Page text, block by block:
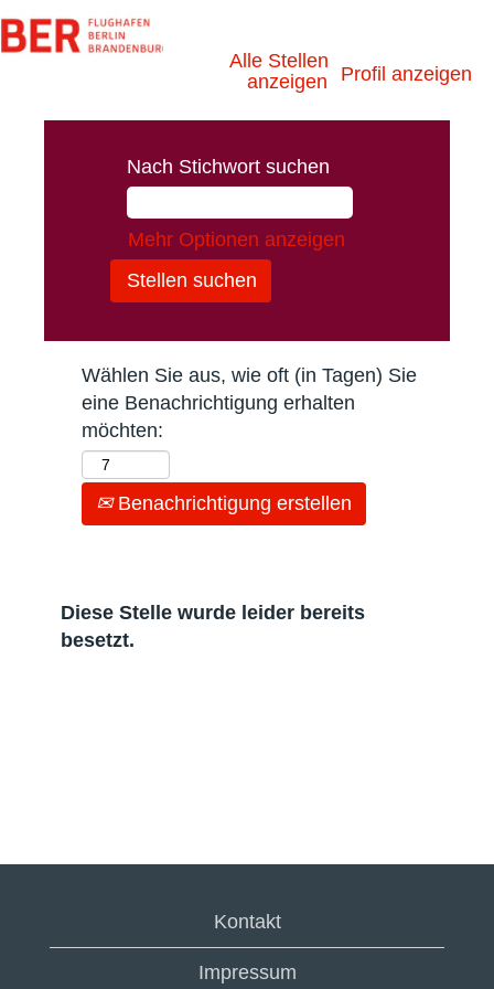
Alle Stellen
anzeigen
Profil anzeigen
Nach Stichwort suchen
Mehr Optionen anzeigen
Wählen Sie aus, wie oft (in Tagen) Sie
eine Benachrichtigung erhalten
möchten:
Benachrichtigung erstellen
Diese Stelle wurde leider bereits
besetzt.
Kontakt
Impressum